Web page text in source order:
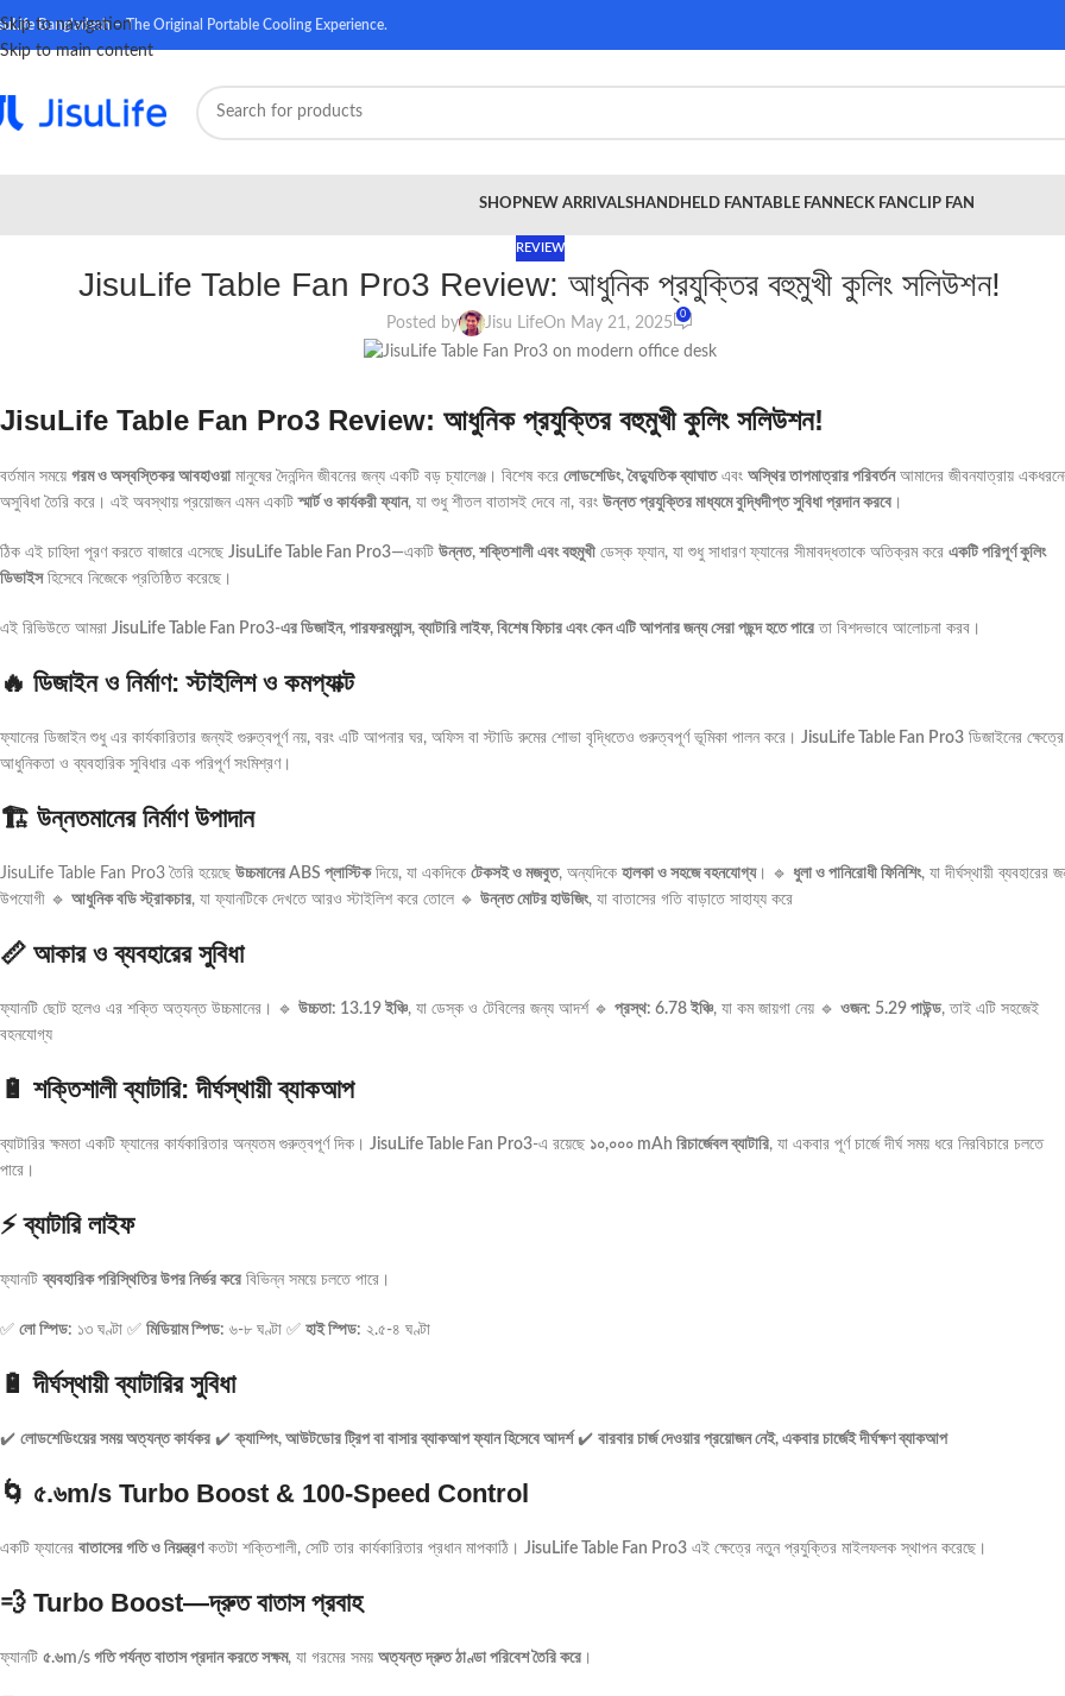
Skip to navigation
Skip to main content
Bangladesh – The Original Portable Cooling Experience.
SHOPNEW ARRIVALSHANDHELD FANTABLE FAN NECK FANCLIP FAN
REVIEW
JisuLife Table Fan Pro3 Review: আধুনিক প্রযুক্তির বহুমুখী কুলিং সলিউশন!
Posted by Jisu LifeOn May 21, 2025
0
JisuLife Table Fan Pro3 Review: আধুনিক প্রযুক্তির বহুমুখী কুলিং সলিউশন!
বর্তমান সময়ে গরম ও অস্বস্তিকর আবহাওয়ামানুষের দৈনন্দিন জীবনের জন্য একটি বড় চ্যালেঞ্জ। বিশেষ করে লোডশেডিং, বৈদ্যুতিক ব্যাঘাতএবং অস্থির তাপমাত্রার পরিবর্তনআমাদের জীবনযাত্রায়
অসুবিধা তৈরি করে। এই অবস্থায় প্রয়োজন এমন একটিস্মার্ট ও কার্যকরী ফ্যান, যা শুধু শীতল বাতাসই দেবে না, বরং উন্নত প্রযুক্তির মাধ্যমে বুদ্ধিদীপ্ত সুবিধা প্রদান করবে ।
ঠিক এই চাহিদা পূরণ করতে বাজারে এসেছে JisuLife Table Fan Pro3—একটি উন্নত, শক্তিশালী এবং বহুমুখী ডেস্ক ফ্যান, যা শুধু সাধারণ ফ্যানের সীমাবদ্ধতাকে অতিক্রম করে একটি পরিপূর্ণ কুলিং
ডিভাইসহিসেবে নিজেকে প্রতিষ্ঠিত করেছে।
এই রিভিউতে আমরা JisuLife Table Fan Pro3-এর ডিজাইন, পারফরম্যান্স, ব্যাটারি লাইফ, বিশেষ ফিচার এবং কেন এটি আপনার জন্য সেরা পছন্দ হতে পারে তা বিশদভাবে আলোচনা করব।
🔥 ডিজাইন ও নির্মাণ: স্টাইলিশ ও কমপ্যাক্ট
ফ্যানের ডিজাইন শুধু এর কার্যকারিতার জন্যই গুরুত্বপূর্ণ নয়, বরং এটি আপনার ঘর, অফিস বা স্টাডি রুমের শোভা বৃদ্ধিতেও গুরুত্বপূর্ণ ভূমিকা পালন করে। JisuLife Table Fan Pro3 ডিজাইনের ক্ষেত্রে
আধুনিকতা ও ব্যবহারিক সুবিধার এক পরিপূর্ণ সংমিশ্রণ।
🏗️ উন্নতমানের নির্মাণ উপাদান
JisuLife Table Fan Pro3 তৈরি হয়েছে উচ্চমানের ABS প্লাস্টিকদিয়ে, যা একদিকে টেকসই ও মজবুত, অন্যদিকে হালকা ও সহজে বহনযোগ্য। 🔹 ধুলা ও পানিরোধী ফিনিশিং, যা দীর্ঘস্থায়ী ব্যবহারের
উপযোগী 🔹 আধুনিক বডি স্ট্রাকচার, যা ফ্যানটিকে দেখতে আরও স্টাইলিশ করে তোলে 🔹 উন্নত মোটর হাউজিং, যা বাতাসের গতি বাড়াতে সাহায্য করে
📏 আকার ও ব্যবহারের সুবিধা
ফ্যানটি ছোট হলেও এর শক্তি অত্যন্ত উচ্চমানের। 🔹 উচ্চতা: 13.19 ইঞ্চি, যা ডেস্ক ও টেবিলের জন্য আদর্শ 🔹 প্রস্থ: 6.78 ইঞ্চি, যা কম জায়গা নেয় 🔹 ওজন: 5.29 পাউন্ড, তাই এটি সহজেই
বহনযোগ্য
🔋 শক্তিশালী ব্যাটারি: দীর্ঘস্থায়ী ব্যাকআপ
ব্যাটারির ক্ষমতা একটি ফ্যানের কার্যকারিতার অন্যতম গুরুত্বপূর্ণ দিক। JisuLife Table Fan Pro3-এ রয়েছে ১০,০০০ mAh রিচার্জেবল ব্যাটারি, যা একবার পূর্ণ চার্জে দীর্ঘ সময় ধরে নিরবিচারে চলতে
পারে।
⚡ ব্যাটারি লাইফ
ফ্যানটিব্যবহারিক পরিস্থিতির উপর নির্ভর করে বিভিন্ন সময়ে চলতে পারে।
✅ লো স্পিড: ১৩ ঘণ্টা ✅ মিডিয়াম স্পিড: ৬-৮ ঘণ্টা ✅ হাই স্পিড: ২.৫-৪ ঘণ্টা
🔋 দীর্ঘস্থায়ী ব্যাটারির সুবিধা
✔️ লোডশেডিংয়ের সময় অত্যন্ত কার্যকর ✔️ক্যাম্পিং, আউটডোর ট্রিপ বা বাসার ব্যাকআপ ফ্যান হিসেবে আদর্শ✔️ বারবার চার্জ দেওয়ার প্রয়োজন নেই, একবার চার্জেই দীর্ঘক্ষণ ব্যাকআপ
🌀 ৫.৬m/s Turbo Boost & 100-Speed Control
একটি ফ্যানের বাতাসের গতি ও নিয়ন্ত্রণকতটা শক্তিশালী, সেটি তার কার্যকারিতার প্রধান মাপকাঠি। JisuLife Table Fan Pro3 এই ক্ষেত্রে নতুন প্রযুক্তির মাইলফলক স্থাপন করেছে।
💨 Turbo Boost—দ্রুত বাতাস প্রবাহ
ফ্যানটি ৫.৬m/s গতি পর্যন্ত বাতাস প্রদান করতে সক্ষম, যা গরমের সময় অত্যন্ত দ্রুত ঠাণ্ডা পরিবেশ তৈরি করে ।